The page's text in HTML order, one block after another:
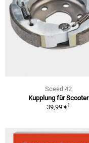
Sceed 42
Kupplung für Scooter
39,99 €1